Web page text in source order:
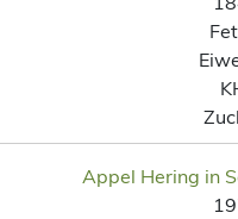
Appel Hering in